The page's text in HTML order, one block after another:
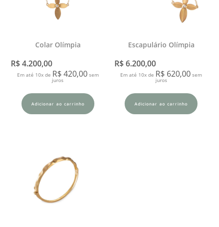
Colar Olímpia
R$4.200,00
Em até 10x de R$ 420,00sem
juros
Adicionar ao carrinho
Escapulário Olímpia
R$6.200,00
Em até 10x de R$ 620,00 sem
juros
Adicionar ao carrinho